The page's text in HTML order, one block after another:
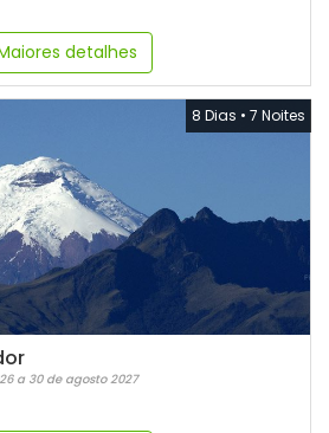
detalhes
8 Dias • 7 Noites
a 30 de agosto 2027